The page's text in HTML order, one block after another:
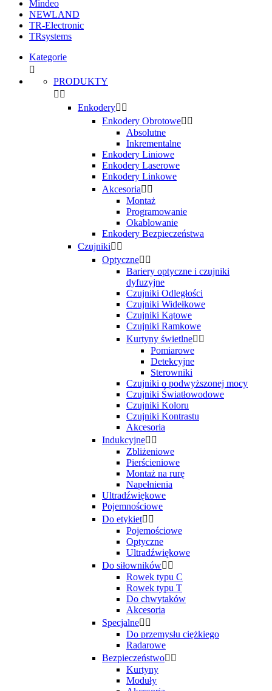
Mindeo
NEWLAND
TR-Electronic
TRsystems
Kategorie

PRODUKTY
 
Enkodery 
Enkodery Obrotowe 
Absolutne
Inkrementalne
Enkodery Liniowe
Enkodery Laserowe
Enkodery Linkowe
Akcesoria 
Montaż
Programowanie
Okablowanie
Enkodery Bezpieczeństwa
Czujniki 
Optyczne 
Bariery optyczne i czujniki
dyfuzyjne
Czujniki Odległości
Czujniki Widełkowe
Czujniki Kątowe
Czujniki Ramkowe
Kurtyny świetlne 
Pomiarowe
Detekcyjne
Sterowniki
Czujniki o podwyższonej mocy
Czujniki Światłowodowe
Czujniki Koloru
Czujniki Kontrastu
Akcesoria
Indukcyjne 
Zbliżeniowe
Pierścieniowe
Montaż na rurę
Napełnienia
Ultradźwiękowe
Pojemnościowe
Do etykiet 
Pojemościowe
Optyczne
Ultradźwiękowe
Do siłowników 
Rowek typu C
Rowek typu T
Do chwytaków
Akcesoria
Specjalne 
Do przemysłu ciężkiego
Radarowe
Bezpieczeństwo 
Kurtyny
Moduły